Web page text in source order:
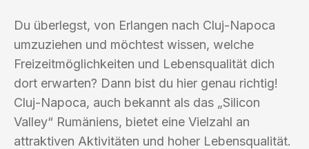
Du überlegst, von Erlangen nach Cluj-Napoca
umzuziehen und möchtest wissen, welche
Freizeitmöglichkeiten und Lebensqualität dich
dort erwarten? Dann bist du hier genau richtig!
Cluj-Napoca, auch bekannt als das „Silicon
Valley“ Rumäniens, bietet eine Vielzahl an
attraktiven Aktivitäten und hoher Lebensqualität.